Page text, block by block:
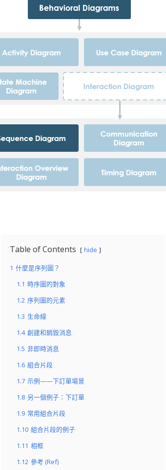
Table of Contents hide
1 什麼是序列圖？
1.1 時序圖的對象
1.2 序列圖的元素
1.3 生命線
1.4 創建和銷毀消息
1.5 非即時消息
1.6 組合片段
1.7 示例——下訂單場景
1.8 另一個例子：下訂單
1.9 常用組合片段
1.10 組合片段的例子
1.11 相框
1.12 參考 (Ref)